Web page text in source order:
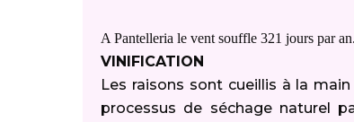
A Pantelleria le vent souffle 321 jours par an.
VINIFICATION
Les raisons sont cueillis à la
processus de séchage naturel